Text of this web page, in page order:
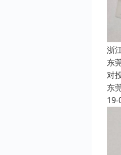
浙
东
对
东
19-